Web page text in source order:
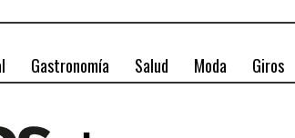
Gastronomía Salud Moda Giros